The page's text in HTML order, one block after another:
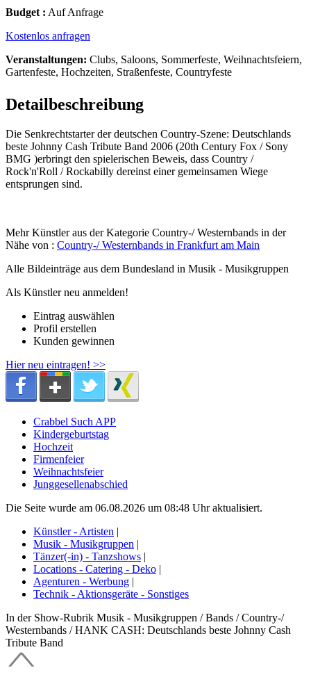
Budget : Auf Anfrage
Kostenlos anfragen
Veranstaltungen: Clubs, Saloons, Sommerfeste, Weihnachtsfeiern,
Gartenfeste, Hochzeiten, Straßenfeste, Countryfeste
Detailbeschreibung
Die Senkrechtstarter der deutschen Country-Szene: Deutschlands
beste Johnny Cash Tribute Band 2006 (20th Century Fox / Sony
BMG )erbringt den spielerischen Beweis, dass Country /
Rock'n'Roll / Rockabilly dereinst einer gemeinsamen Wiege
entsprungen sind.
Mehr Künstler aus der Kategorie Country-/ Westernbands in der
Nähe von : Country-/ Westernbands in Frankfurt am Main
Alle Bildeinträge aus dem Bundesland in Musik - Musikgruppen
Als Künstler neu anmelden!
Eintrag auswählen
Profil erstellen
Kunden gewinnen
Hier neu eintragen! >>
Crabbel Such APP
Kindergeburtstag
Hochzeit
Firmenfeier
Weihnachtsfeier
Junggesellenabschied
Die Seite wurde am 06.08.2026 um 08:48 Uhr aktualisiert.
Künstler - Artisten |
Musik - Musikgruppen |
Tänzer(-in) - Tanzshows |
Locations - Catering - Deko |
Agenturen - Werbung |
Technik - Aktionsgeräte - Sonstiges
In der Show-Rubrik Musik - Musikgruppen / Bands / Country-/
Westernbands / HANK CASH: Deutschlands beste Johnny Cash
Tribute Band